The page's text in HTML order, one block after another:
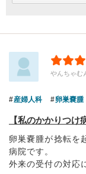
やんちゃむ
産婦人科 卵巣嚢腫
【私のかかりつ
卵巣嚢腫が捻転を
病院です。
外来の受付の対応